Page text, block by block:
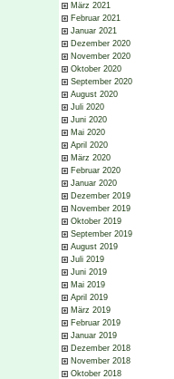
März 2021
Februar 2021
Januar 2021
Dezember 2020
November 2020
Oktober 2020
September 2020
August 2020
Juli 2020
Juni 2020
Mai 2020
April 2020
März 2020
Februar 2020
Januar 2020
Dezember 2019
November 2019
Oktober 2019
September 2019
August 2019
Juli 2019
Juni 2019
Mai 2019
April 2019
März 2019
Februar 2019
Januar 2019
Dezember 2018
November 2018
Oktober 2018